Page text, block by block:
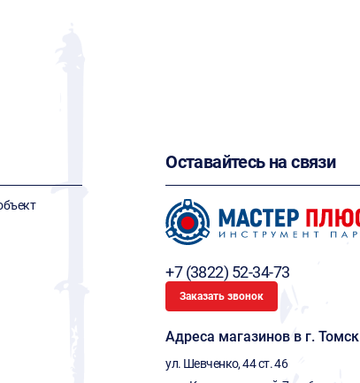
Оставайтесь на связи
+7 (3822) 52-34-73
Заказать звонок
Адреса магазинов в г. Томск
ул. Шевченко, 44 ст. 46